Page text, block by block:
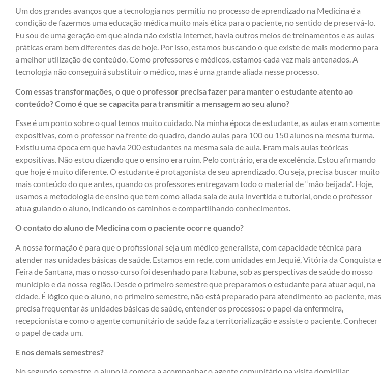
Um dos grandes avanços que a tecnologia nos permitiu no processo de aprendizado na Medicina é a
condição de fazermos uma educação médica muito mais ética para o paciente, no sentido de preservá-lo.
Eu sou de uma geração em que ainda não existia internet, havia outros meios de treinamentos e as aulas
práticas eram bem diferentes das de hoje. Por isso, estamos buscando o que existe de mais moderno para
a melhor utilização de conteúdo. Como professores e médicos, estamos cada vez mais antenados. A
tecnologia não conseguirá substituir o médico, mas é uma grande aliada nesse processo.
Com essas transformações, o que o professor precisa fazer para manter o estudante atento ao
conteúdo? Como é que se capacita para transmitir a mensagem ao seu aluno?
Esse é um ponto sobre o qual temos muito cuidado. Na minha época de estudante, as aulas eram somente
expositivas, com o professor na frente do quadro, dando aulas para 100 ou 150 alunos na mesma turma.
Existiu uma época em que havia 200 estudantes na mesma sala de aula. Eram mais aulas teóricas
expositivas. Não estou dizendo que o ensino era ruim. Pelo contrário, era de excelência. Estou afirmando
que hoje é muito diferente. O estudante é protagonista de seu aprendizado. Ou seja, precisa buscar muito
mais conteúdo do que antes, quando os professores entregavam todo o material de “mão beijada”. Hoje,
usamos a metodologia de ensino que tem como aliada sala de aula invertida e tutorial, onde o professor
atua guiando o aluno, indicando os caminhos e compartilhando conhecimentos.
O contato do aluno de Medicina com o paciente ocorre quando?
A nossa formação é para que o profissional seja um médico generalista, com capacidade técnica para
atender nas unidades básicas de saúde. Estamos em rede, com unidades em Jequié, Vitória da Conquista e
Feira de Santana, mas o nosso curso foi desenhado para Itabuna, sob as perspectivas de saúde do nosso
município e da nossa região. Desde o primeiro semestre que preparamos o estudante para atuar aqui, na
cidade. É lógico que o aluno, no primeiro semestre, não está preparado para atendimento ao paciente, mas
precisa frequentar às unidades básicas de saúde, entender os processos: o papel da enfermeira,
recepcionista e como o agente comunitário de saúde faz a territorialização e assiste o paciente. Conhecer
o papel de cada um.
E nos demais semestres?